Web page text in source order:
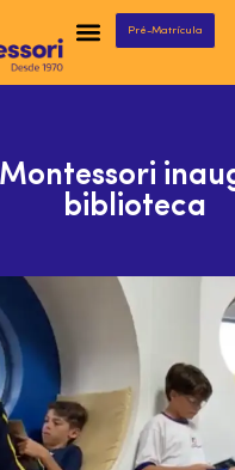
Pré-Matrícula
biblioteca